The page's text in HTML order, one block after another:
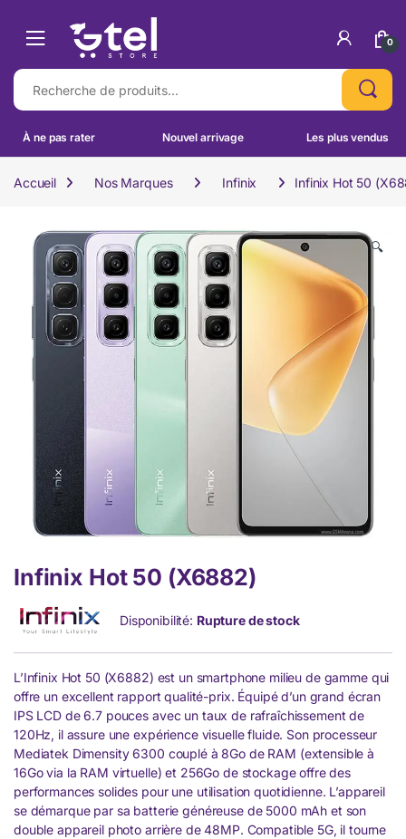
0
Recherche pour :
À ne pas rater Nouvel arrivage Les plus vendus
Accueil Nos Marques Infinix Infinix Hot 50
🔍
Infinix Hot 50 (X6882)
Disponibilité: Rupture de stock
L’Infinix Hot 50 (X6882) est un smartphone milieu de gamme qui
offre un excellent rapport qualité-prix. Équipé d’un grand écran
IPS LCD de 6.7 pouces avec un taux de rafraîchissement de
120Hz, il assure une expérience visuelle fluide. Son processeur
Mediatek Dimensity 6300 couplé à 8Go de RAM (extensible à
16Go via la RAM virtuelle) et 256Go de stockage offre des
performances solides pour une utilisation quotidienne. L’appareil
se démarque par sa batterie généreuse de 5000 mAh et son
double appareil photo arrière de 48MP. Compatible 5G, il tourne